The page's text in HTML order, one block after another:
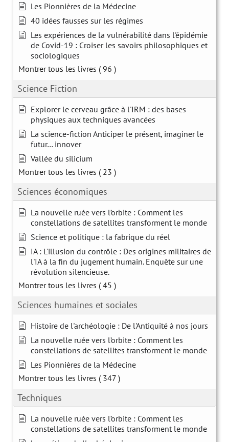
Les Pionnières de la Médecine
40 idées fausses sur les régimes
Les expériences de la vulnérabilité dans l'épidémie
de Covid-19 : Croiser les savoirs philosophiques et
sociologiques
Montrer tous les livres ( 96 )
Science Fiction
Explorer le cerveau grâce à l'IRM : des bases
physiques aux techniques avancées
La science-fiction Anticiper le présent, imaginer le
futur… innover
Vallée du silicium
Montrer tous les livres ( 23 )
Sciences économiques
La nouvelle ruée vers l’orbite : Comment les
constellations de satellites transforment le monde
Science et politique : la fabrique du réel
IA : L'illusion du contrôle : Des origines militaires de
l'IA à la fin du jugement humain. Enquête sur une
révolution silencieuse.
Montrer tous les livres ( 45 )
Sciences humaines et sociales
Histoire de l'archéologie : De l'Antiquité à nos jours
La nouvelle ruée vers l’orbite : Comment les
constellations de satellites transforment le monde
Les Pionnières de la Médecine
Montrer tous les livres ( 347 )
Techniques
La nouvelle ruée vers l’orbite : Comment les
constellations de satellites transforment le monde